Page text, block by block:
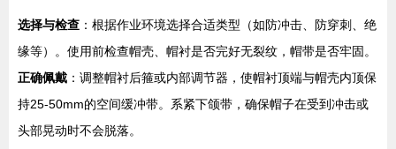
选择与检查 ：根据作业环境选择合适类型（如防冲击、防穿刺、绝
缘等）。使用前检查帽壳、帽衬是否完好无裂纹，帽带是否牢固。
正确佩戴 ：调整帽衬后箍或内部调节器，使帽衬顶端与帽壳内顶保
持25-50mm的空间缓冲带。系紧下颌带，确保帽子在受到冲击或
头部晃动时不会脱落。